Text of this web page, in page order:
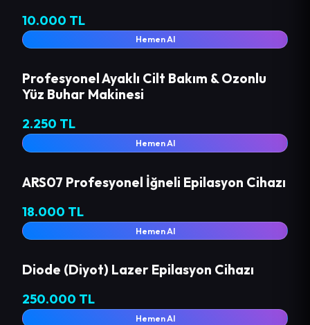
10.000 TL
Hemen Al
Profesyonel Ayaklı Cilt Bakım & Ozonlu
Yüz Buhar Makinesi
2.250 TL
Hemen Al
ARS07 Profesyonel İğneli Epilasyon Cihazı
18.000 TL
Hemen Al
Diode (Diyot) Lazer Epilasyon Cihazı
250.000 TL
Hemen Al